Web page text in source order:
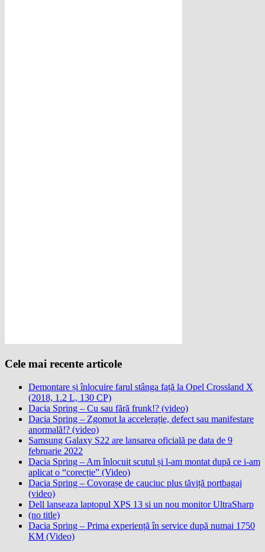
Cele mai recente articole
Demontare și înlocuire farul stânga față la Opel Crossland X
(2018, 1.2 L, 130 CP)
Dacia Spring – Cu sau fără frunk!? (video)
Dacia Spring – Zgomot la accelerație, defect sau manifestare
anormală!? (video)
Samsung Galaxy S22 are lansarea oficială pe data de 9
februarie 2022
Dacia Spring – Am înlocuit scutul și l-am montat după ce i-am
aplicat o “corecție” (Video)
Dacia Spring – Covorașe de cauciuc plus tăviță portbagaj
(video)
Dell lanseaza laptopul XPS 13 si un nou monitor UltraSharp
(no title)
Dacia Spring – Prima experiență în service după numai 1750
KM (Video)